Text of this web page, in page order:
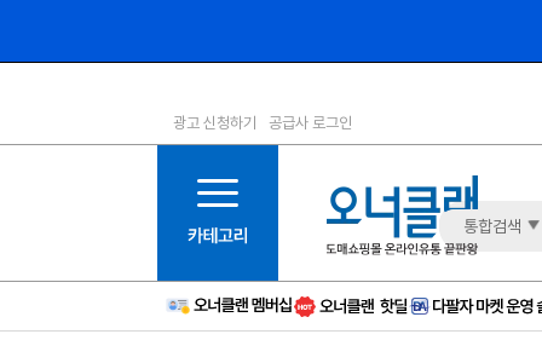
1등급
6등급
11등급
12등급
15등급
16등급
광고 신청하기 공급사 로그인
통합검색